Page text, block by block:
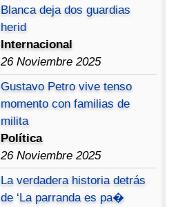
Blanca deja dos guardias
herid
Internacional
26 Noviembre 2025
Gustavo Petro vive tenso
momento con familias de
milita
Política
26 Noviembre 2025
La verdadera historia detrás
de ‘La parranda es pa�